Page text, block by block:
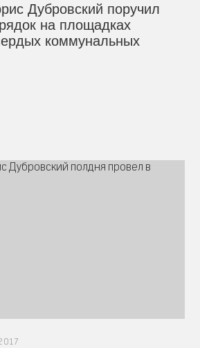
Дубровский поручил
на площадках
коммунальных